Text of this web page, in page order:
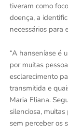
tiveram como
doença, a
necessários para
“A hanseníase é
por muitas
esclarecimento
transmitida e
Maria Eliana.
silenciosa,
sem perceber os